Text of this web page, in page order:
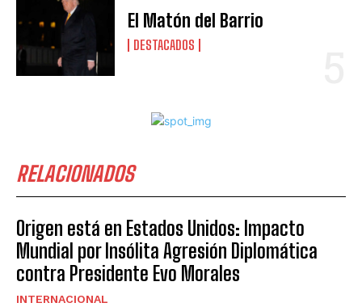
El Matón del Barrio
DESTACADOS
RELACIONADOS
Origen está en Estados Unidos: Impacto
Mundial por Insólita Agresión Diplomática
contra Presidente Evo Morales
INTERNACIONAL